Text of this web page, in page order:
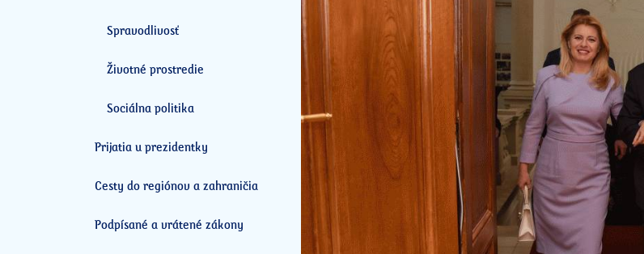
Spravodlivosť
Životné prostredie
Sociálna politika
Prijatia u prezidentky
Cesty do regiónov a zahraničia
Podpísané a vrátené zákony